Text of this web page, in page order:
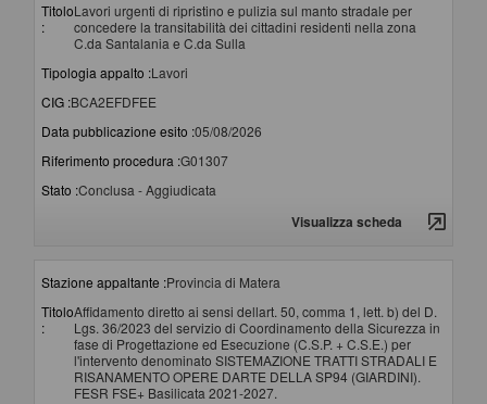
Titolo
:
Lavori urgenti di ripristino e pulizia sul manto stradale per
concedere la transitabilità dei cittadini residenti nella zona
C.da Santalania e C.da Sulla
Tipologia appalto :Lavori
CIG :BCA2EFDFEE
Data pubblicazione esito :05/08/2026
Riferimento procedura :G01307
Stato :Conclusa - Aggiudicata
Visualizza scheda
Stazione appaltante :Provincia di Matera
Titolo
:
Affidamento diretto ai sensi dellart. 50, comma 1, lett. b) del D.
Lgs. 36/2023 del servizio di Coordinamento della Sicurezza in
fase di Progettazione ed Esecuzione (C.S.P. + C.S.E.) per
l'intervento denominato SISTEMAZIONE TRATTI STRADALI E
RISANAMENTO OPERE DARTE DELLA SP94 (GIARDINI).
FESR FSE+ Basilicata 2021-2027.